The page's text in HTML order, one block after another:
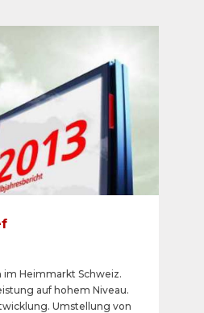
im Heimmarkt Schweiz.
auf hohem Niveau.
Umstellung von